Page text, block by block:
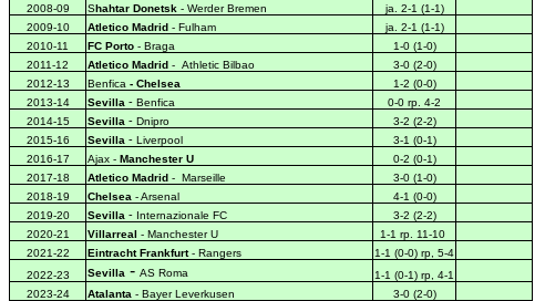
2008-09
Shahtar Donetsk - Werder Bremen
ja. 2-1 (1-1)
2009-10
Atletico Madrid - Fulham
ja. 2-1 (1-1)
2010-11
FC Porto - Braga
1-0 (1-0)
2011-12
Atletico Madrid - Athletic Bilbao
3-0 (2-0)
2012-13
Benfica - Chelsea
1-2 (0-0)
2013-14
Sevilla - Benfica
0-0 rp. 4-2
2014-15
Sevilla - Dnipro
3-2 (2-2)
2015-16
Sevilla - Liverpool
3-1 (0-1)
2016-17
Ajax - Manchester U
0-2 (0-1)
2017-18
Atletico Madrid - Marseille
3-0 (1-0)
2018-19
Chelsea - Arsenal
4-1 (0-0)
2019-20
Sevilla - Internazionale FC
3-2 (2-2)
2020-21
Villarreal - Manchester U
1-1 rp. 11-10
2021-22
EintrachtFrankfurt- Rangers
1-1 (0-0) rp, 5-4
2022-23
Sevilla - AS Roma
1-1 (0-1) rp, 4-1
2023-24
Atalanta - Bayer Leverkusen
3-0 (2-0)